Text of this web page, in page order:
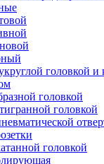
головкой и
головкой
головкой
головкой